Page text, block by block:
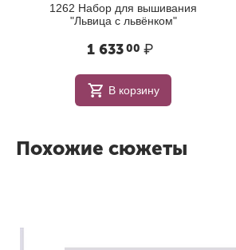
1262 Набор для вышивания
"Львица с львёнком"
1 63300 ₽
В корзину
Похожие сюжеты